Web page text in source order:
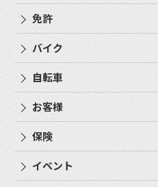
免許
バイク
自転車
お客様
保険
イベント